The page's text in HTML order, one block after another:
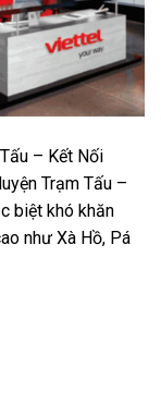
– Kết Nối
Trạm Tấu –
biệt khó khăn
như Xà Hồ, Pá